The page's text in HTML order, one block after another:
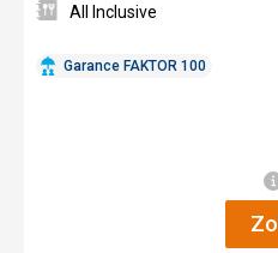
Garance FAKTOR 100
All Inclusive